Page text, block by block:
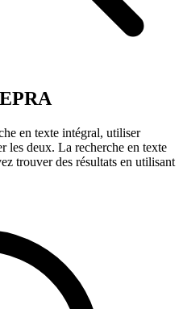
en texte intégral, utiliser
les deux. La recherche en texte
trouver des résultats en utilisant